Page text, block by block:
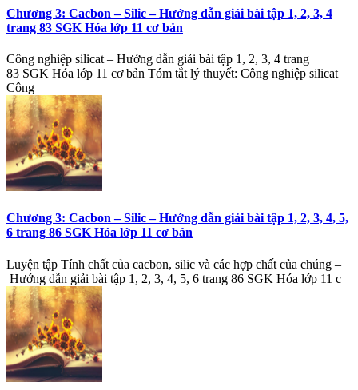
Chương 3: Cacbon – Silic – Hướng dẫn giải bài tập 1, 2, 3, 4
trang 83 SGK Hóa lớp 11 cơ bản
Công nghiệp silicat – Hướng dẫn giải bài tập 1, 2, 3, 4 trang
83 SGK Hóa lớp 11 cơ bản Tóm tắt lý thuyết: Công nghiệp silicat
Công
Chương 3: Cacbon – Silic – Hướng dẫn giải bài tập 1, 2, 3, 4, 5,
6 trang 86 SGK Hóa lớp 11 cơ bản
Luyện tập Tính chất của cacbon, silic và các hợp chất của chúng –
Hướng dẫn giải bài tập 1, 2, 3, 4, 5, 6 trang 86 SGK Hóa lớp 11 c